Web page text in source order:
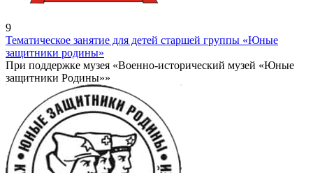
9
Тематическое занятие для детей старшей группы «Юные
защитники родины»
При поддержке музея «Военно-исторический музей «Юные
защитники Родины»»